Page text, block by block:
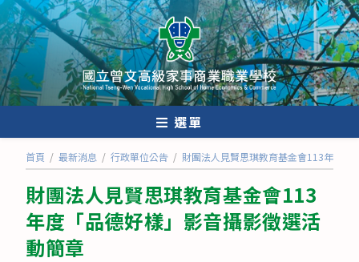
跳
轉
至
主
要
內
選單
首頁 / 最新消息 / 行政單位公告 / 財團法人見賢思琪教育基金會113年度「
財團法人見賢思琪教育基金會113
年度「品德好樣」影音攝影徵選活
動簡章